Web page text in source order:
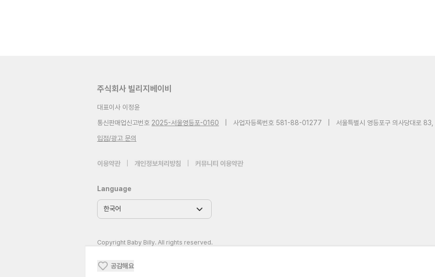
공감해요
주식회사 빌리지베이비
대표이사 이정윤
통신판매업신고번호 2025-서울영등포-0160 사업자등록번호 581-88-01277
서울특별시 영등포구 의사당대로
입점/광고 문의
이용약관 개인정보처리방침 커뮤니티 이용약관
Language
Copyright Baby Billy. All rights reserved.